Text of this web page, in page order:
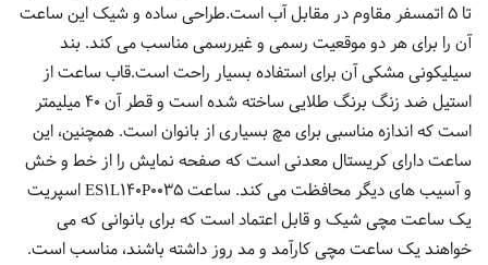
تا 5 اتمسفر مقاوم در مقابل آب است.طراحی ساده و شیک این ساعت
آن را برای هر دو موقعیت رسمی و غیررسمی مناسب می کند. بند
سیلیکونی مشکی آن برای استفاده بسیار راحت است.قاب ساعت از
استیل ضد زنگ برنگ طلایی ساخته شده است و قطر آن 40 میلیمتر
است که اندازه مناسبی برای مچ بسیاری از بانوان است. همچنین، این
ساعت دارای کریستال معدنی است که صفحه نمایش را از خط و خش
و آسیب های دیگر محافظت می کند. ساعت ES1L140P0035 اسپریت
یک ساعت مچی شیک و قابل اعتماد است که برای بانوانی که می
خواهند یک ساعت مچی کارآمد و مد روز داشته باشند، مناسب است.